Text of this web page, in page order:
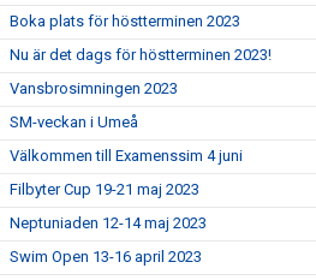
Boka plats för höstterminen 2023
Nu är det dags för höstterminen 2023!
Vansbrosimningen 2023
SM-veckan i Umeå
Välkommen till Examenssim 4 juni
Filbyter Cup 19-21 maj 2023
Neptuniaden 12-14 maj 2023
Swim Open 13-16 april 2023